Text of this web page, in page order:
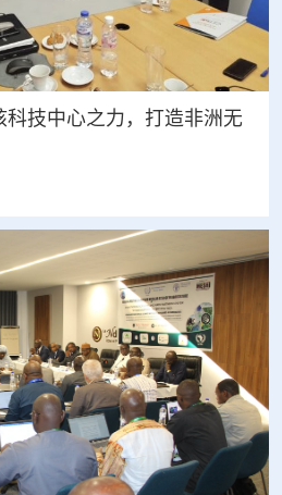
科技中心之力，打造非洲无